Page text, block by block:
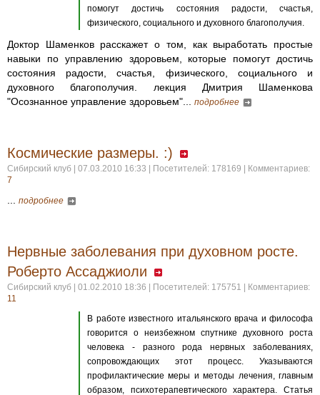
помогут достичь состояния радости, счастья,
физического, социального и духовного благополучия.
Доктор Шаменков расскажет о том, как выработать простые
навыки по управлению здоровьем, которые помогут достичь
состояния радости, счастья, физического, социального и
духовного благополучия. лекция Дмитрия Шаменкова
"Осознанное управление здоровьем"... подробнее
Космические размеры. :)
Сибирский клуб | 07.03.2010 16:33 | Посетителей: 178169 | Комментариев:
7
подробнее
Нервные заболевания при духовном росте.
Роберто Ассаджиоли
Сибирский клуб | 01.02.2010 18:36 | Посетителей: 175751 | Комментариев:
11
В работе известного итальянского врача и философа
говорится о неизбежном спутнике духовного роста
человека - разного рода нервных заболеваниях,
сопровождающих этот процесс. Указываются
профилактические меры и методы лечения, главным
образом, психотерапевтического характера. Статья